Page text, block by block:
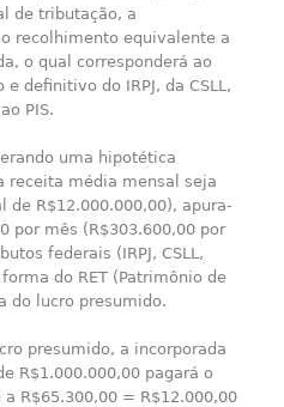
de tributação, a
recolhimento equivalente a
o qual corresponderá ao
definitivo do IRPJ, da CSLL,
PIS.
uma hipotética
receita média mensal seja
de R$12.000.000,00), apura-
por mês (R$303.600,00 por
federais (IRPJ, CSLL,
do RET (Patrimônio de
do lucro presumido.
presumido, a incorporada
R$1.000.000,00 pagará o
R$65.300,00 = R$12.000,00